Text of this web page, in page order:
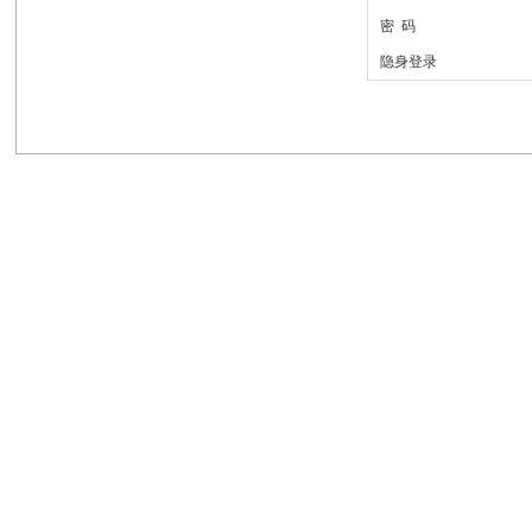
密 码
隐身登录